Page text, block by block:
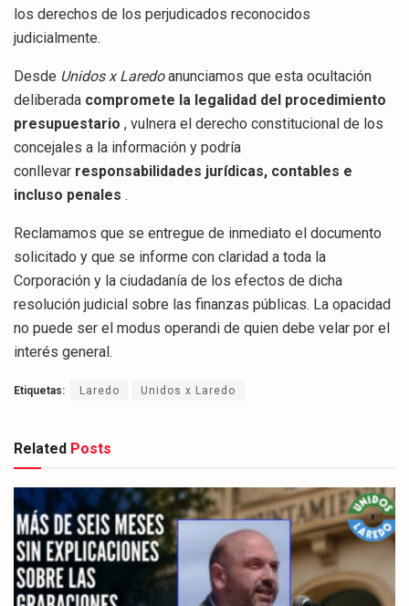
los derechos de los perjudicados reconocidos
judicialmente.
Desde Unidos x Laredoanunciamos que esta ocultación
deliberada compromete la legalidad del procedimiento
presupuestario , vulnera el derecho constitucional de los
concejales a la información y podría
conllevar responsabilidades jurídicas, contables e
incluso penales .
Reclamamos que se entregue de inmediato el documento
solicitado y que se informe con claridad a toda la
Corporación y la ciudadanía de los efectos de dicha
resolución judicial sobre las finanzas públicas. La opacidad
no puede ser el modus operandi de quien debe velar por el
interés general.
Etiquetas: Laredo Unidos x Laredo
Related Posts